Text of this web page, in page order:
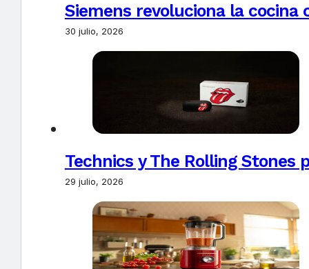
Siemens revoluciona la
30 julio, 2026
Technics y The Rolling Stones
29 julio, 2026